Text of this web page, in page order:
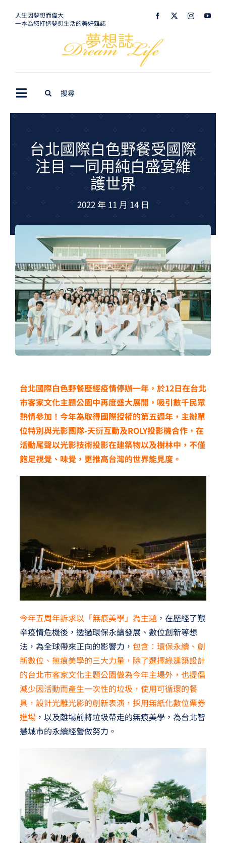
人生因夢想而偉大
一本為您打造夢想生活的美好雜誌
Toggle
Navigation
生活美學
室內設計
夢想TV
GCU大賽
夢想購物
台北國際白色野餐受國際
注目 一同用純白盛宴維
護世界
2022 年 11 月 14 日
台北國際白色野餐歷經疫情停辦一年，於12日在台北
市客家文化主題公園中再度盛大展開，吸引數千民眾
熱情參加！今年為取得國際授權的第五週年，主辦單
位特別與光影團隊-天衍互動及ROLY投影機合作，在
活動尾聲以光影技術投影在建築物以及樹林中，不僅
飽足視覺、味覺，更推高台灣的世界能見度。
今年五周年訴求以「無痕美學」為主題，在歷經了艱
辛疫情危機後，透過環保永續發展、數位創新等想
法，為全球帶來正向的影響力， 包含：環保永續、創
新數位、無痕美學的三大力量，除了選擇綠建築設計
的台北市客家文化主題公園做為今年主場外，也提倡
減少因活動而產生一次性的垃圾，使用可循環的餐
具，設計光雕光影的創新表演，採用無紙化數位票券
進場，以及離場前將垃圾帶走的無痕美學，為台北智
慧城市的永續經營做努力。